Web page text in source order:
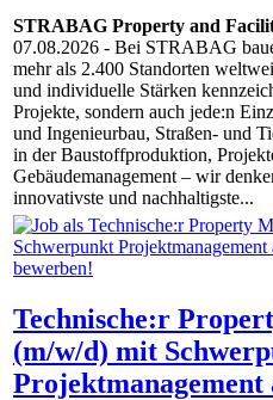
STRABAG Property and
07.08.2026 - Bei STRABAG
mehr als 2.400 Standorten
und individuelle Stärken
Projekte, sondern auch jede:n
und Ingenieurbau, Straßen- und
in der Baustoffproduktion,
Gebäudemanagement – wir
innovativste und nachhaltigste...
Technische:r
(m/w/d) mit
Projektmanagement